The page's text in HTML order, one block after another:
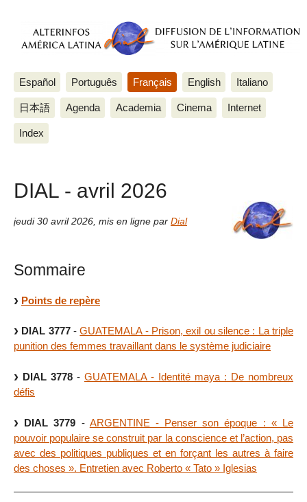
Español Português Français English Italiano
日本語 Agenda Academia Cinema Internet
Index
DIAL - avril 2026
jeudi 30 avril 2026 mis en ligne par Dial
Sommaire
Points de repère
DIAL 3777-GUATEMALA - Prison, exil ou silence : La triple
punition des femmes travaillant dans le système judiciaire
DIAL 3778 - GUATEMALA - Identité maya : De nombreux
défis
DIAL 3779 - ARGENTINE - Penser son époque : « Le
pouvoir populaire se construit par la conscience et l’action, pas
avec des politiques publiques et en forçant les autres à faire
des choses ». Entretien avec Roberto « Tato » Iglesias